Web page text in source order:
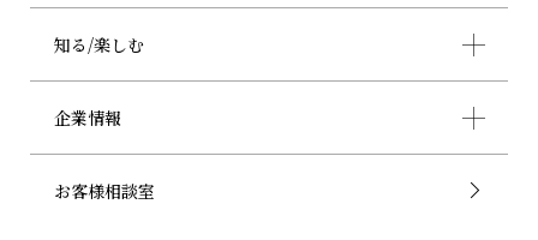
知る/楽しむ
企業情報
お客様相談室